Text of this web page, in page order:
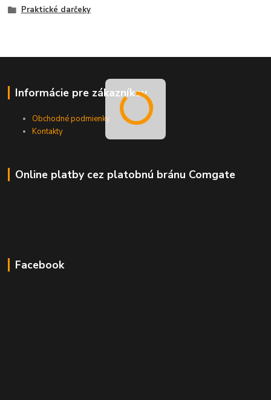
Praktické darčeky
Informácie pre zákazníkov
Obchodné podmienky
Kontakty
Online platby cez platobnú bránu Comgate
Facebook